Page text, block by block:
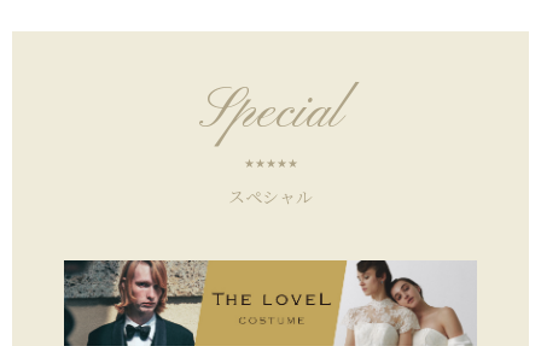
Special
スペシャル